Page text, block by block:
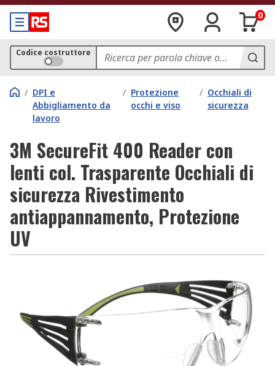
0
Codice costruttore
/ DPI e
Abbigliamento da
lavoro
/ Protezione
occhi e viso
/ Occhiali di
sicurezza
3M SecureFit 400 Reader con
lenti col. Trasparente Occhiali di
sicurezza Rivestimento
antiappannamento, Protezione
UV